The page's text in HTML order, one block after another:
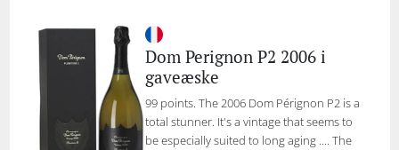
Dom Perignon P2 2006 i
gaveæske
99 points. The 2006 Dom Pérignon P2 is a
total stunner. It's a vintage that seems to
be especially suited to long aging .... The